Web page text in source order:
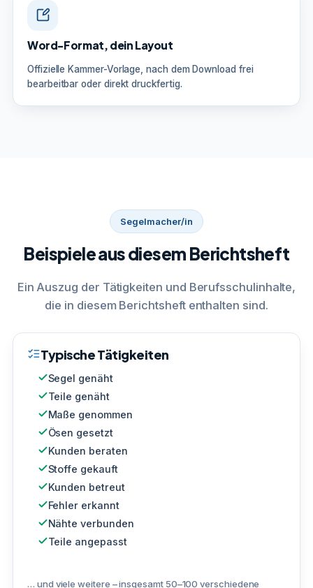
Word-Format, dein Layout
Offizielle Kammer-Vorlage, nach dem Download frei
bearbeitbar oder direkt druckfertig.
Segelmacher/in
Beispiele aus diesem Berichtsheft
Ein Auszug der Tätigkeiten und Berufsschulinhalte,
die in diesem Berichtsheft enthalten sind.
Typische Tätigkeiten
Segel genäht
Teile genäht
Maße genommen
Ösen gesetzt
Kunden beraten
Stoffe gekauft
Kunden betreut
Fehler erkannt
Nähte verbunden
Teile angepasst
… und viele weitere – insgesamt 50–100 verschiedene